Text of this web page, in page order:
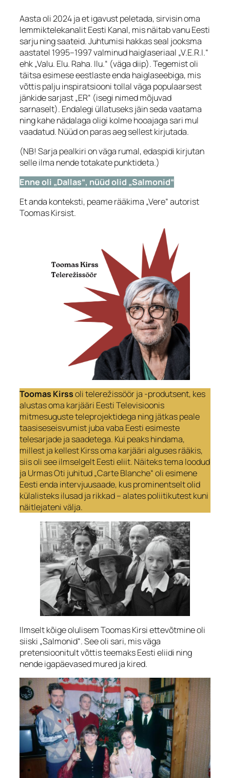
Aasta oli 2024 ja et igavust peletada, sirvisin oma
lemmiktelekanalit Eesti Kanal, mis näitab vanu Eesti
sarju ning saateid. Juhtumisi hakkas seal jooksma
aastatel 1995–1997 valminud haiglaseriaal „V.E.R.I.“
ehk „Valu. Elu. Raha. Ilu.“ (väga diip). Tegemist oli
täitsa esimese eestlaste enda haiglaseebiga, mis
võttis palju inspiratsiooni tollal väga populaarsest
jänkide sarjast „ER“ (isegi nimed mõjuvad
sarnaselt). Endalegi üllatuseks jäin seda vaatama
ning kahe nädalaga oligi kolme hooajaga sari mul
vaadatud. Nüüd on paras aeg sellest kirjutada.
(NB! Sarja pealkiri on väga rumal, edaspidi kirjutan
selle ilma nende totakate punktideta.)
Enne oli „Dallas“, nüüd olid „Salmonid“
Et anda konteksti, peame rääkima „Vere“ autorist
Toomas Kirsist.
Toomas Kirssoli telerežissöör ja -produtsent, kes
alustas oma karjääri Eesti Televisioonis
mitmesuguste teleprojektidega ning jätkas peale
taasiseseisvumist juba vaba Eesti esimeste
telesarjade ja saadetega. Kui peaks hindama,
millest ja kellest Kirss oma karjääri alguses rääkis,
siis oli see ilmselgelt Eesti eliit. Näiteks tema loodud
ja Urmas Oti juhitud „Carte Blanche“ oli esimene
Eesti enda intervjuusaade, kus prominentselt olid
külalisteks ilusad ja rikkad – alates poliitikutest kuni
näitlejateni välja.
Ilmselt kõige olulisem Toomas Kirsi ettevõtmine oli
siiski „Salmonid“. See oli sari, mis väga
pretensioonitult võttis teemaks Eesti eliidi ning
nende igapäevased mured ja kired.